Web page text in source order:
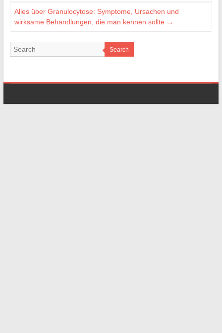
Alles über Granulocytose: Symptome, Ursachen und
wirksame Behandlungen, die man kennen sollte →
Search